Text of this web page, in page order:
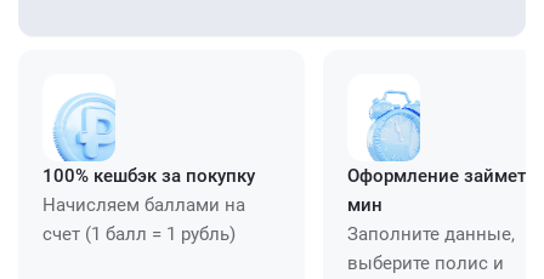
100% кешбэк за покупку
Начисляем баллами на
счет (1 балл = 1 рубль)
Оформление займет
мин
Заполните данные,
выберите полис и